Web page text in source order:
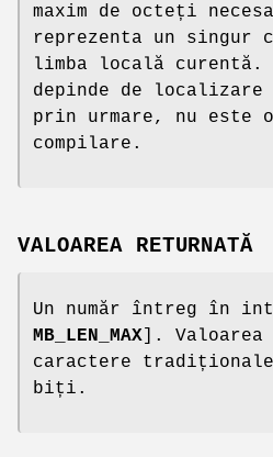
maxim de octeți
reprezenta un
limba locală curentă.
depinde de
prin urmare, nu este
compilare.
VALOAREA RETURNATĂ
Un număr întreg în
MB_LEN_MAX ].
caractere
biți.